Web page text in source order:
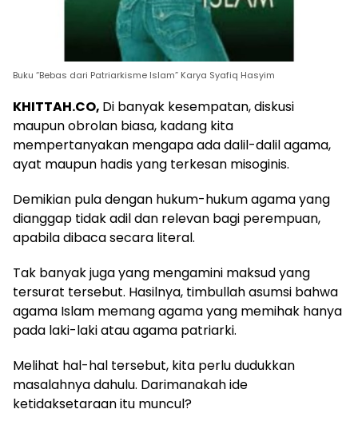
Buku “Bebas dari Patriarkisme Islam” Karya Syafiq Hasyim
KHITTAH.CO, Di banyak kesempatan, diskusi
maupun obrolan biasa, kadang kita
mempertanyakan mengapa ada dalil-dalil agama,
ayat maupun hadis yang terkesan misoginis.
Demikian pula dengan hukum-hukum agama yang
dianggap tidak adil dan relevan bagi perempuan,
apabila dibaca secara literal.
Tak banyak juga yang mengamini maksud yang
tersurat tersebut. Hasilnya, timbullah asumsi bahwa
agama Islam memang agama yang memihak hanya
pada laki-laki atau agama patriarki.
Melihat hal-hal tersebut, kita perlu dudukkan
masalahnya dahulu. Darimanakah ide
ketidaksetaraan itu muncul?